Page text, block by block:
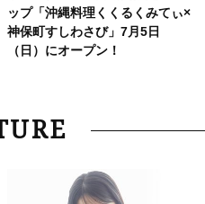
ップ「沖縄料理くくるくみてぃ×
神保町すしわさび」7月5日
（日）にオープン！